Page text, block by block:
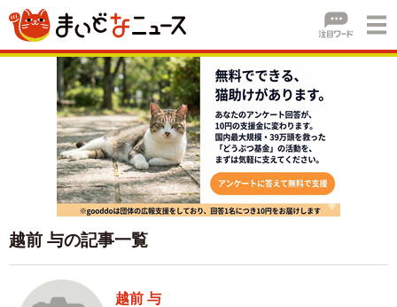
越前 与の記事一覧
越前 与